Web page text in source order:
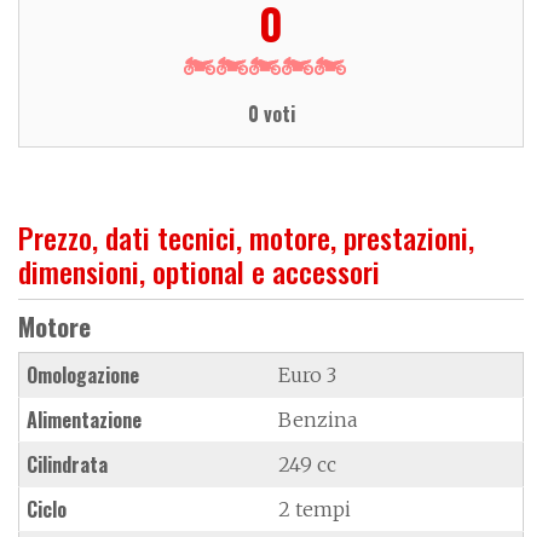
0
0 voti
Prezzo, dati tecnici, motore, prestazioni,
dimensioni, optional e accessori
Motore
Omologazione Euro 3
Alimentazione Benzina
Cilindrata 249 cc
Ciclo 2 tempi